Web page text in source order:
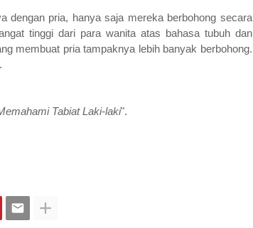
dengan pria, hanya saja mereka berbohong secara
tinggi dari para wanita atas bahasa tubuh dan
membuat pria tampaknya lebih banyak berbohong.
Tabiat Laki-laki".